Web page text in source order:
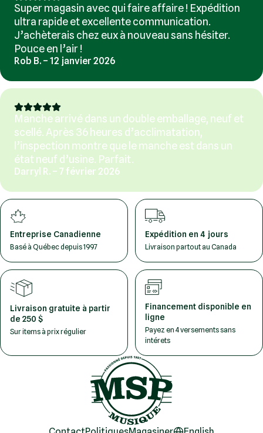
Super magasin avec qui faire affaire ! Expédition
ultra rapide et excellente communication.
J’achèterais chez eux à nouveau sans hésiter.
Pouce en l’air !
Rob B. – 12 janvier 2026
Manche arrivé dans un double emballage, neuf et
scellé. Après 36 heures d’acclimatation,
l’inspection montre que le manche est dans un
état neuf d’usine. Parfait.
Darryl R. – 7 février 2026
Entreprise Canadienne
Basé à Québec depuis 1997
Expédition en 4 jours
Livraison partout au Canada
Livraison gratuite à partir
de 250 $
Sur items à prix régulier
Financement disponible en
ligne
Payez en 4 versements sans
intérets